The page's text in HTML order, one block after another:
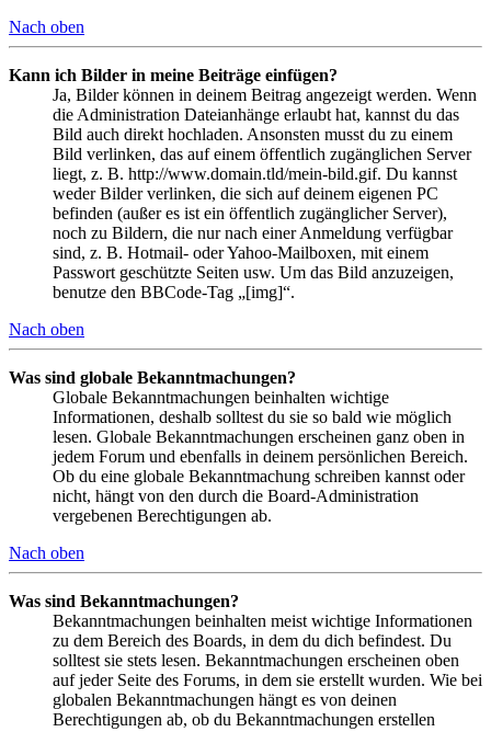
Nach oben
Kann ich Bilder in meine Beiträge einfügen?
Ja, Bilder können in deinem Beitrag angezeigt werden. Wenn
die Administration Dateianhänge erlaubt hat, kannst du das
Bild auch direkt hochladen. Ansonsten musst du zu einem
Bild verlinken, das auf einem öffentlich zugänglichen Server
liegt, z. B. http://www.domain.tld/mein-bild.gif. Du kannst
weder Bilder verlinken, die sich auf deinem eigenen PC
befinden (außer es ist ein öffentlich zugänglicher Server),
noch zu Bildern, die nur nach einer Anmeldung verfügbar
sind, z. B. Hotmail- oder Yahoo-Mailboxen, mit einem
Passwort geschützte Seiten usw. Um das Bild anzuzeigen,
benutze den BBCode-Tag „[img]“.
Nach oben
Was sind globale Bekanntmachungen?
Globale Bekanntmachungen beinhalten wichtige
Informationen, deshalb solltest du sie so bald wie möglich
lesen. Globale Bekanntmachungen erscheinen ganz oben in
jedem Forum und ebenfalls in deinem persönlichen Bereich.
Ob du eine globale Bekanntmachung schreiben kannst oder
nicht, hängt von den durch die Board-Administration
vergebenen Berechtigungen ab.
Nach oben
Was sind Bekanntmachungen?
Bekanntmachungen beinhalten meist wichtige Informationen
zu dem Bereich des Boards, in dem du dich befindest. Du
solltest sie stets lesen. Bekanntmachungen erscheinen oben
auf jeder Seite des Forums, in dem sie erstellt wurden. Wie bei
globalen Bekanntmachungen hängt es von deinen
Berechtigungen ab, ob du Bekanntmachungen erstellen